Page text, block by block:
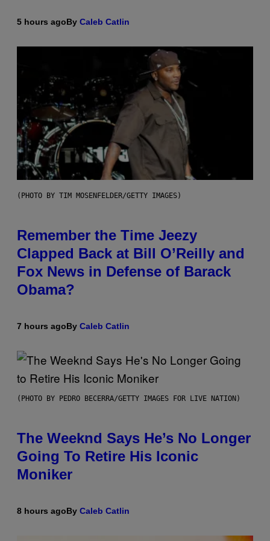
5 hours agoBy Caleb Catlin
(PHOTO BY TIM MOSENFELDER/GETTY IMAGES)
Remember the Time Jeezy
Clapped Back at Bill O’Reilly and
Fox News in Defense of Barack
Obama?
7 hours agoBy Caleb Catlin
(PHOTO BY PEDRO BECERRA/GETTY IMAGES FOR LIVE NATION)
The Weeknd Says He’s No Longer
Going To Retire His Iconic
Moniker
8 hours agoBy Caleb Catlin